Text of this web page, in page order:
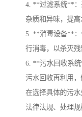
4. **过滤系统**：
杂质和异味，提高
5. **消毒设备**：
行消毒，以杀灭残
6. **污水回收系
污水回收再利用，
在选择具体的污
法律法规、处理